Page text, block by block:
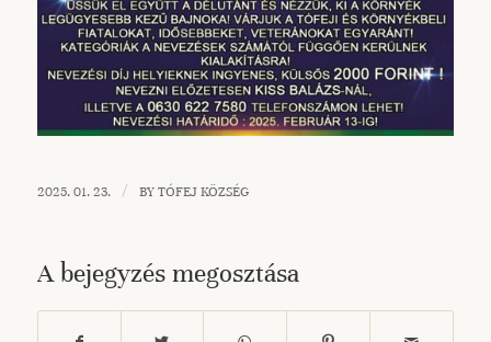
2025. 01. 23. / BY TÓFEJ KÖZSÉG
A bejegyzés megosztása